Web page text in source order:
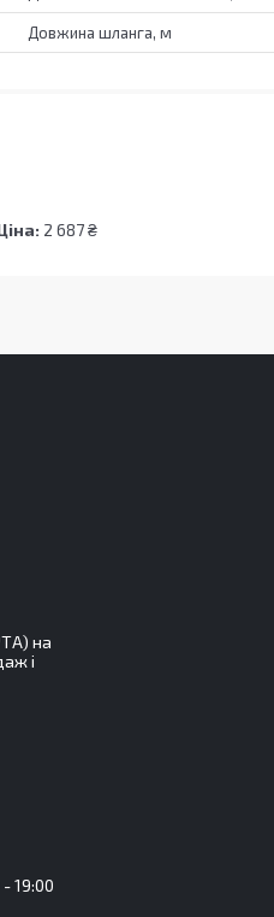
Довжина шланга, м
2 687 ₴
на
і
19:00